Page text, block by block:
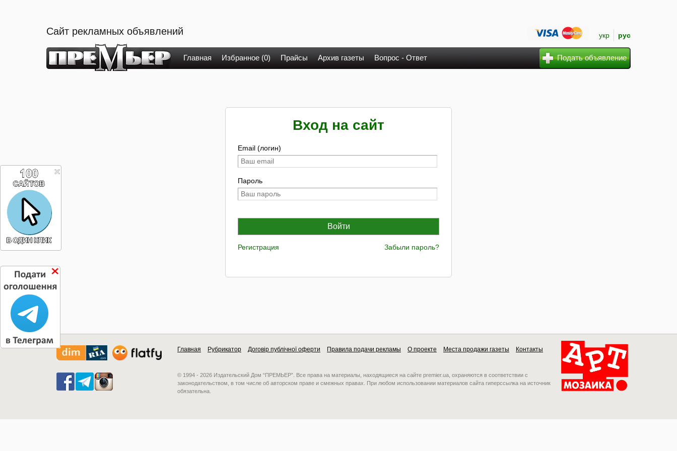
Сайт рекламных объявлений укр рус
Главная Избранное (0) Прайсы Архив газеты Вопрос - Ответ Подать объявление
Вход на сайт
Email (логин)
Пароль
Регистрация Забыли пароль?
Главная Рубрикатор Договір публічної оферти Правила подачи рекламы О проекте Места продажи газеты Контакты
© 1994 - 2026 Издательский Дом “ПРЕМЬЕР”. Все права на материалы, находящиеся на сайте premier.ua, охраняются в соответствии с
законодательством, в том числе об авторском праве и смежных правах. При любом использовании материалов сайта гиперссылка на источник
обязательна.